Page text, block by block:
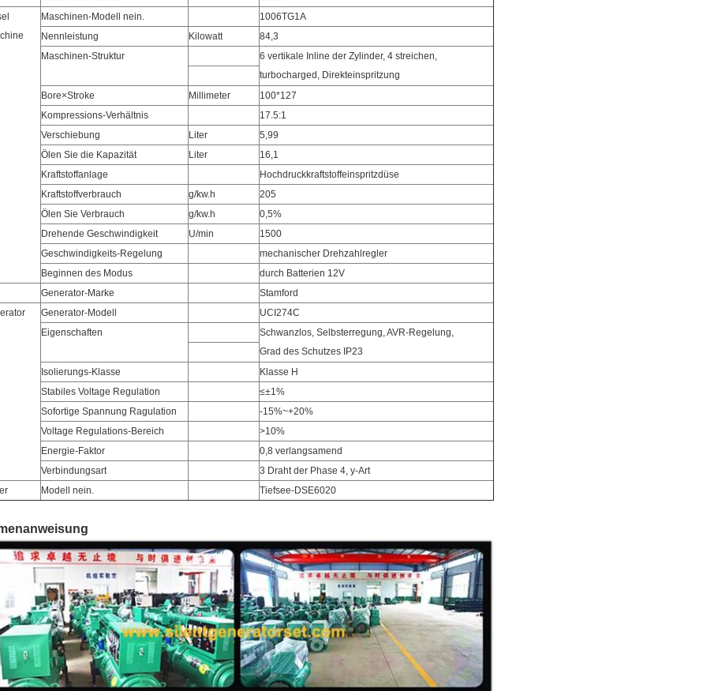
Maschinen-Modell nein.
1006TG1A
Nennleistung
Kilowatt
84,3
Maschinen-Struktur
6 vertikale Inline der Zylinder, 4 streichen,
turbocharged, Direkteinspritzung
Bore×Stroke
Millimeter
100*127
Kompressions-Verhältnis
17.5:1
Verschiebung
Liter
5,99
Ölen Sie die Kapazität
Liter
16,1
Kraftstoffanlage
Hochdruckkraftstoffeinspritzdüse
Kraftstoffverbrauch
g/kw.h
205
Ölen Sie Verbrauch
g/kw.h
0,5%
Drehende Geschwindigkeit
U/min
1500
Geschwindigkeits-Regelung
mechanischer Drehzahlregler
Beginnen des Modus
durch Batterien 12V
Generator-Marke
Stamford
Generator-Modell
UCI274C
Eigenschaften
Schwanzlos, Selbsterregung, AVR-Regelung,
Grad des Schutzes IP23
Isolierungs-Klasse
Klasse H
Stabiles Voltage Regulation
≤±1%
Sofortige Spannung Ragulation
-15%~+20%
Voltage Regulations-Bereich
>10%
Energie-Faktor
0,8 verlangsamend
Verbindungsart
3 Draht der Phase 4, y-Art
Modell nein. Tiefsee-DSE6020